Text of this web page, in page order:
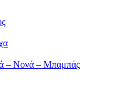
– Νονά – Μπαμπάς